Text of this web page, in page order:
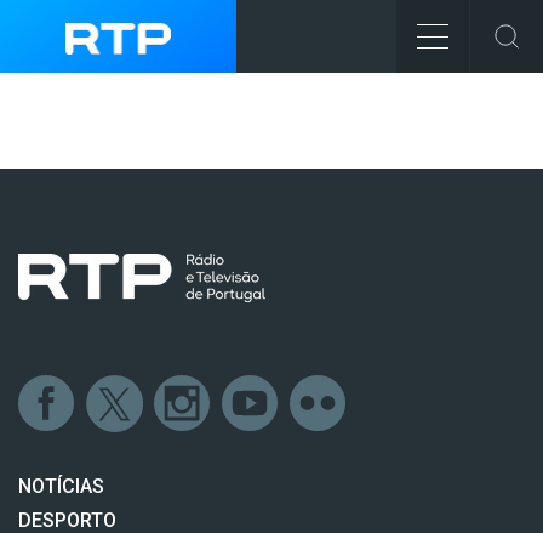
NOTÍCIAS
DESPORTO